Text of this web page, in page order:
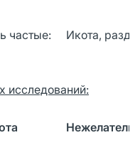
частые: Икота,
исследований: